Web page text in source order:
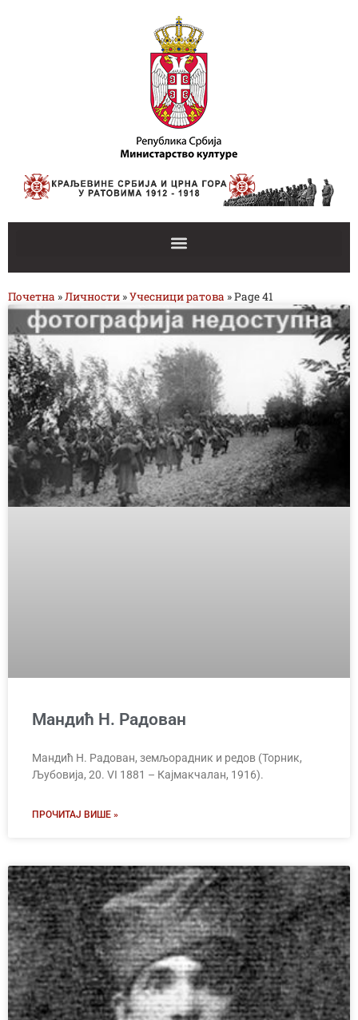
Почетна »Личности »Учесници ратова »Page 41
Мандић Н. Радован
Мандић Н. Радован, земљорадник и редов (Торник,
Љубовија, 20. VI 1881 – Кајмакчалан, 1916).
ПРОЧИТАЈ ВИШЕ »